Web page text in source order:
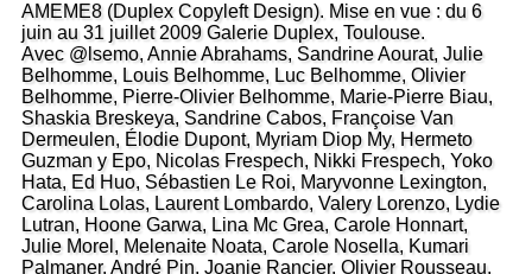
AMEME8 (Duplex Copyleft Design). Mise en vue : du 6
juin au 31 juillet 2009 Galerie Duplex, Toulouse.
Avec @lsemo, Annie Abrahams, Sandrine Aourat, Julie
Belhomme, Louis Belhomme, Luc Belhomme, Olivier
Belhomme, Pierre-Olivier Belhomme, Marie-Pierre Biau,
Shaskia Breskeya, Sandrine Cabos, Françoise Van
Dermeulen, Élodie Dupont, Myriam Diop My, Hermeto
Guzman y Epo, Nicolas Frespech, Nikki Frespech, Yoko
Hata, Ed Huo, Sébastien Le Roi, Maryvonne Lexington,
Carolina Lolas, Laurent Lombardo, Valery Lorenzo, Lydie
Lutran, Hoone Garwa, Lina Mc Grea, Carole Honnart,
Julie Morel, Melenaite Noata, Carole Nosella, Kumari
Palmaner, André Pin, Joanie Rancier, Olivier Rousseau,